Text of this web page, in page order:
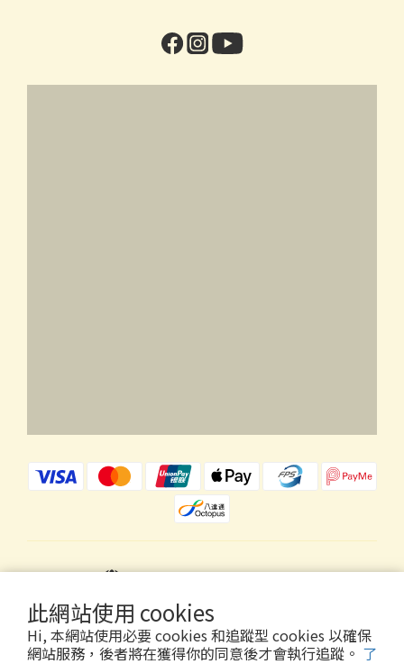
此網站使用 cookies
Hi, 本網站使用必要 cookies 和追蹤型 cookies 以確保
網站服務，後者將在獲得你的同意後才會執行追蹤。 了
$HKD 繁體中文